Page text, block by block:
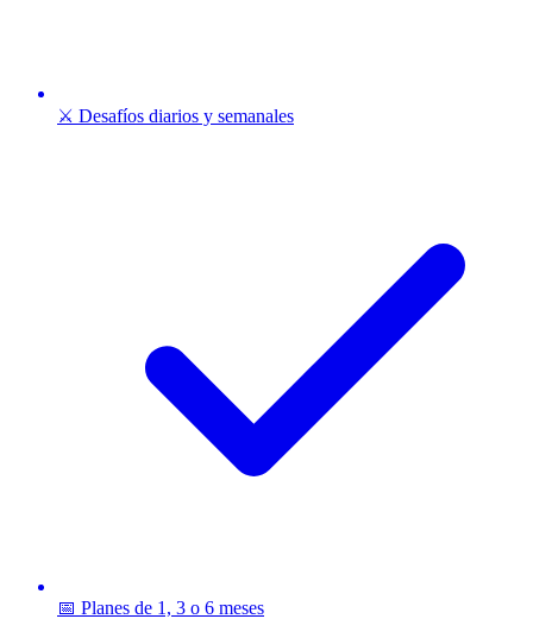
⚔️ Desafíos diarios y semanales
📅 Planes de 1, 3 o 6 meses